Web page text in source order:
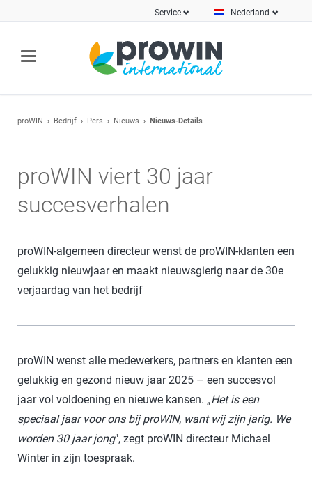
Nederland
Service
proWIN Bedrijf Pers Nieuws Nieuws-Details
proWIN viert 30 jaar
succesverhalen
proWIN-algemeen directeur wenst de proWIN-klanten een
gelukkig nieuwjaar en maakt nieuwsgierig naar de 30e
verjaardag van het bedrijf
proWIN wenst alle medewerkers, partners en klanten een
gelukkig en gezond nieuw jaar 2025 – een succesvol
jaar vol voldoening en nieuwe kansen. „Het is een
speciaal jaar voor ons bij proWIN, want wij zijn jarig. We
worden 30 jaar jong", zegt proWIN directeur Michael
Winter in zijn toespraak.